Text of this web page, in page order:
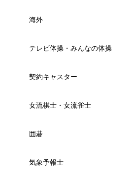
海外
テレビ体操・みんなの体操
契約キャスター
女流棋士・女流雀士
囲碁
気象予報士